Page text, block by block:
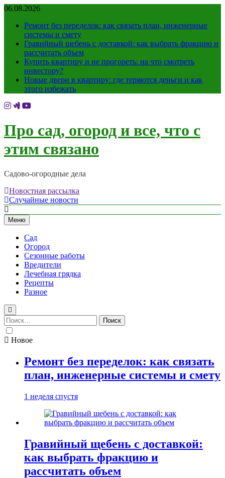
Перейти
содержимому
06.08.2026
Ремонт без переделок: как связать план, инженерные
системы и смету
Гравийный щебень с доставкой: как выбрать фракцию и
рассчитать объем
Купить квартиру и не прогореть: на что смотреть
инвестору?
Новые двери в квартиру: где теряются деньги и как
этого избежать
Про сад, огород и все, что с
этим связано
Садово-огородные дела
Новостная рассылка
Случайные новости
Меню
Сад
Огород
Сезонные работы
Вредители
Лечебная грядка
Рецепты
Разное
Найти:
Новое
Ремонт без переделок: как связать
план, инженерные системы и смету
1 неделя спустя
Гравийный щебень с доставкой:
как выбрать фракцию и
рассчитать объем